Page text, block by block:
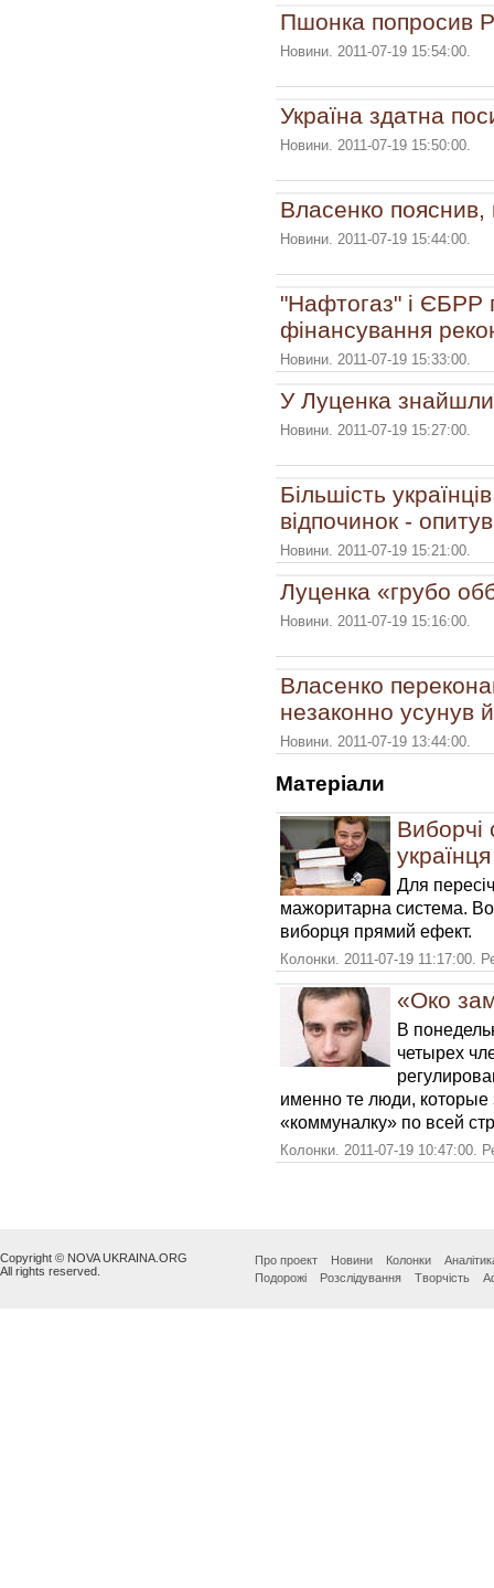
Пшонка попросив
Новини. 2011-07-19 15:54:00.
Україна здатна
Новини. 2011-07-19 15:50:00.
Власенко пояснив,
Новини. 2011-07-19 15:44:00.
"Нафтогаз" і ЄБРР
фінансування
Новини. 2011-07-19 15:33:00.
У Луценка знайшли
Новини. 2011-07-19 15:27:00.
Більшість
відпочинок -
Новини. 2011-07-19 15:21:00.
Луценка «грубо
Новини. 2011-07-19 15:16:00.
Власенко
незаконно усунув
Новини. 2011-07-19 13:44:00.
Матерiали
Виборчі
українця
Для
мажоритарна система.
виборця прямий ефект.
Колонки. 2011-07-19 11:17:00.
«Око
В
четырех
именно те люди,
«коммуналку» по всей
Колонки. 2011-07-19 10:47:00.
Copyright © NOVA UKRAINA.ORG
All rights reserved.
Про проект Новини Колонки
Подорожі
Розслідування Творчість